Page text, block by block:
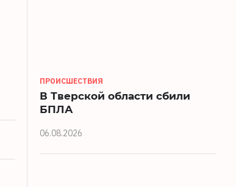
ПРОИСШЕСТВИЯ
В Тверской области сбили
БПЛА
06.08.2026